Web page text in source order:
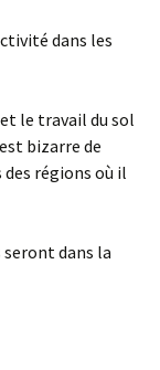
dans les
le travail du sol
bizarre de
régions où il
seront dans la